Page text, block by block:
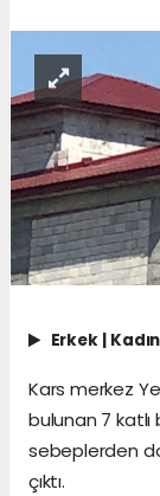
Erkek | Kadın
Kars merkez
bulunan 7 katlı
sebeplerden
çıktı.